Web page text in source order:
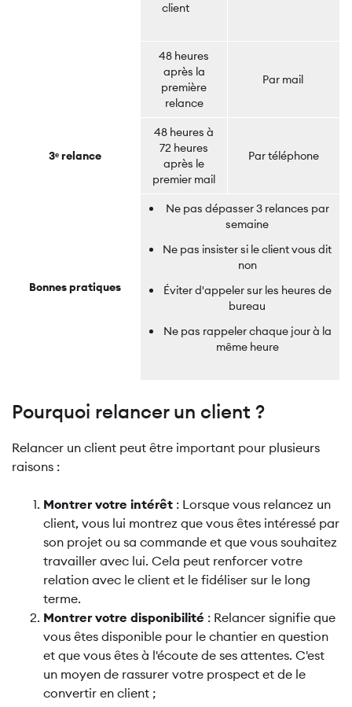
client
48 heures
après la
première
relance
Par mail
3ᵉ relance
48 heures à
72 heures
après le
premier mail
Par téléphone
Bonnes pratiques
Ne pas dépasser 3 relances par
semaine
Ne pas insister si le client vous dit
non
Éviter d'appeler sur les heures de
bureau
Ne pas rappeler chaque jour à la
même heure
Pourquoi relancer un client ?
Relancer un client peut être important pour plusieurs
raisons :
Montrer votre intérêt : Lorsque vous relancez un
client, vous lui montrez que vous êtes intéressé par
son projet ou sa commande et que vous souhaitez
travailler avec lui. Cela peut renforcer votre
relation avec le client et le fidéliser sur le long
terme.
Montrer votre disponibilité : Relancer signifie que
vous êtes disponible pour le chantier en question
et que vous êtes à l'écoute de ses attentes. C'est
un moyen de rassurer votre prospect et de le
convertir en client ;